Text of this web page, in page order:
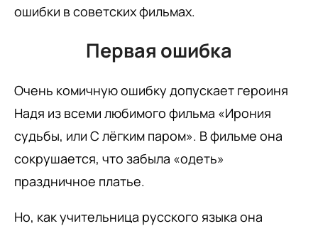
ошибки в советских фильмах.
Первая ошибка
Очень комичную ошибку допускает героиня
Надя из всеми любимого фильма «Ирония
судьбы, или С лёгким паром». В фильме она
сокрушается, что забыла «одеть»
праздничное платье.
Но, как учительница русского языка она